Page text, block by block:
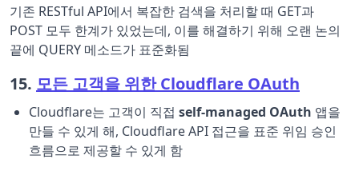
기존 RESTful API에서 복잡한 검색을 처리할 때 GET과
POST 모두 한계가 있었는데, 이를 해결하기 위해 오랜 논의
끝에 QUERY 메소드가 표준화됨
15. 모든 고객을 위한 Cloudflare OAuth
Cloudflare는 고객이 직접 self-managed OAuth 앱을
만들 수 있게 해, Cloudflare API 접근을 표준 위임 승인
흐름으로 제공할 수 있게 함